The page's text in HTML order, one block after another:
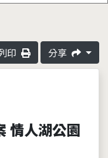
印 分享
情人湖公園